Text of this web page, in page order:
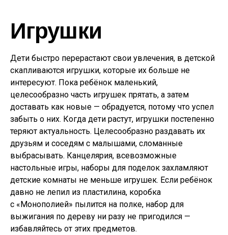
Игрушки
Дети быстро перерастают свои увлечения, в детской
скапливаются игрушки, которые их больше не
интересуют. Пока ребёнок маленький,
целесообразно часть игрушек прятать, а затем
доставать как новые — обрадуется, потому что успел
забыть о них. Когда дети растут, игрушки постепенно
теряют актуальность. Целесообразно раздавать их
друзьям и соседям с малышами, сломанные
выбрасывать. Канцелярия, всевозможные
настольные игры, наборы для поделок захламляют
детские комнаты не меньше игрушек. Если ребёнок
давно не лепил из пластилина, коробка
с «Монополией» пылится на полке, набор для
выжигания по дереву ни разу не пригодился —
избавляйтесь от этих предметов.